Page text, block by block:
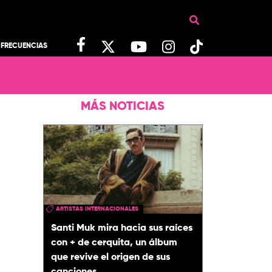
FRECUENCIAS
MÁS NOTICIAS
ARTISTAS INTERNACIONALES
Santi Muk mira hacia sus raíces
con + de cerquita, un álbum
que revive el origen de sus